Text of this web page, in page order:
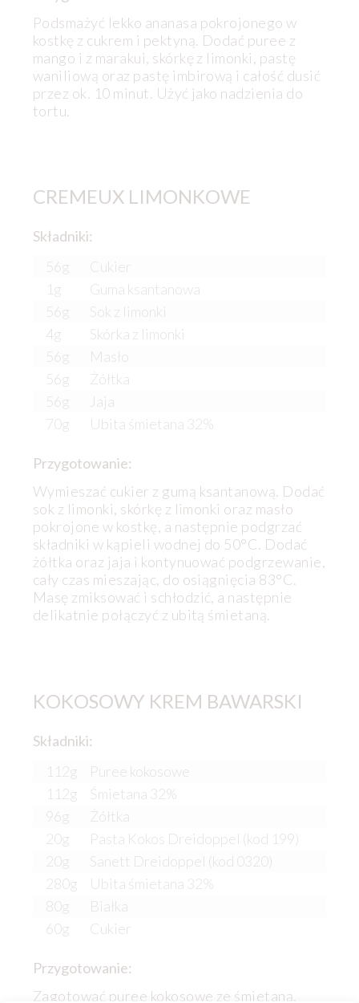
Podsmażyć lekko ananasa pokrojonego w
kostkę z cukrem i pektyną. Dodać puree z
mango i z marakui, skórkę z limonki, pastę
waniliową oraz pastę imbirową i całość dusić
przez ok. 10 minut. Użyć jako nadzienia do
tortu.
CREMEUX LIMONKOWE
Składniki:
56g
Cukier
1g
Guma ksantanowa
56g
Sok z limonki
4g
Skórka z limonki
56g
Masło
56g
Żółtka
56g
Jaja
70g
Ubita śmietana 32%
Przygotowanie:
Wymieszać cukier z gumą ksantanową. Dodać
sok z limonki, skórkę z limonki oraz masło
pokrojone w kostkę, a następnie podgrzać
składniki w kąpieli wodnej do 50°C. Dodać
żółtka oraz jaja i kontynuować podgrzewanie,
cały czas mieszając, do osiągnięcia 83°C.
Masę zmiksować i schłodzić, a następnie
delikatnie połączyć z ubitą śmietaną.
KOKOSOWY KREM BAWARSKI
Składniki:
112g
Puree kokosowe
112g
Śmietana 32%
96g
Żółtka
20g
Pasta Kokos Dreidoppel (kod 199)
20g
Sanett Dreidoppel (kod 0320)
280g
Ubita śmietana 32%
80g
Białka
60g
Cukier
Przygotowanie:
Zagotować puree kokosowe ze śmietaną,